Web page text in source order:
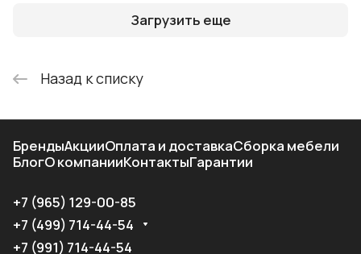
Загрузить еще
Назад к списку
БрендыАкцииОплата и доставкаСборка мебели
БлогО компанииКонтактыГарантии
+7 (965) 129-00-85
+7 (499) 714-44-54
+7 (991) 714-44-54